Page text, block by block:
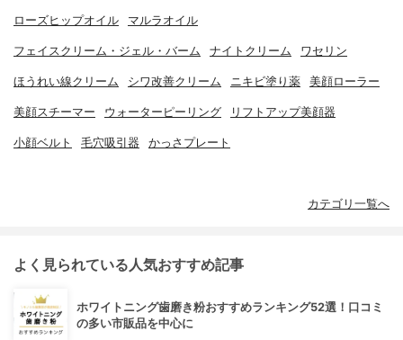
ローズヒップオイル マルラオイル
フェイスクリーム・ジェル・バーム ナイトクリーム ワセリン
ほうれい線クリーム シワ改善クリーム ニキビ塗り薬 美顔ローラー
美顔スチーマー ウォーターピーリング リフトアップ美顔器
小顔ベルト 毛穴吸引器 かっさプレート
カテゴリ一覧へ
よく見られている人気おすすめ記事
ホワイトニング歯磨き粉おすすめランキング52選！口コミ
の多い市販品を中心に